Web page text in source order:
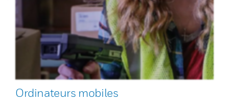
Ordinateurs mobiles